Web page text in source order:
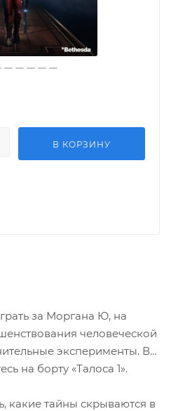
В КОРЗИНУ
за Моргана Ю, на
человеческой
эксперименты. В
на борту «Талоса 1».
какие тайны скрываются в